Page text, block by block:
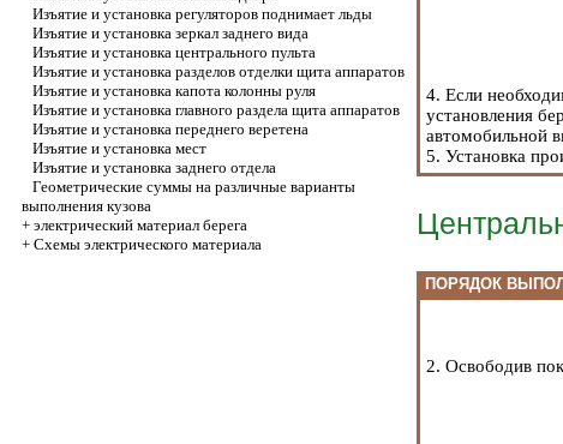
Изъятие и установка регуляторов поднимает льды
Изъятие и установка зеркал заднего вида
Изъятие и установка центрального пульта
Изъятие и установка разделов отделки щита аппаратов
Изъятие и установка капота колонны руля
Изъятие и установка главного раздела щита аппаратов
Изъятие и установка переднего веретена
Изъятие и установка мест
Изъятие и установка заднего отдела
Геометрические суммы на различные варианты
выполнения кузова
+ электрический материал берега
+ Схемы электрического материала
4. Если
установления
автомобильной
5. Установка
ПОРЯДОК
2. Освободив